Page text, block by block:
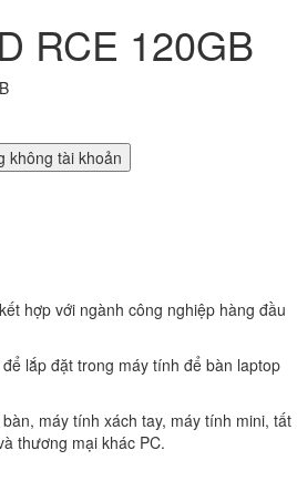
Core i5-6300U .( TH6)- 8G- 256G-
Intel Core i5- 4G - SSD120G - 12.5'
Core i5-4200U .( TH4)- 4G- 120G-
Intel Core i5-6300U.( TH6)- 4G -
Core i5-6300U .( TH6)-8G-SSD256-
Intel Core i5-6300U .( TH6)-4G-
RCE 120GB
không tài khoản
hợp với ngành công nghiệp hàng đầu
lắp đặt trong máy tính để bàn laptop
máy tính xách tay, máy tính mini, tất
thương mại khác PC.